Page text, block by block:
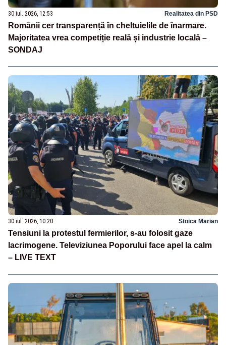
30 iul. 2026, 12:53 Realitatea din PSD
Românii cer transparență în cheltuielile de înarmare.
Majoritatea vrea competiție reală și industrie locală –
SONDAJ
30 iul. 2026, 10:20 Stoica Marian
Tensiuni la protestul fermierilor, s-au folosit gaze
lacrimogene. Televiziunea Poporului face apel la calm
– LIVE TEXT